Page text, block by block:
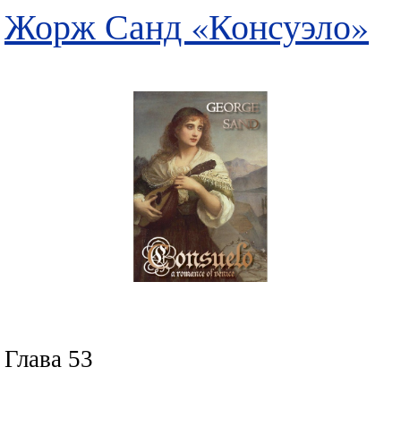
Жорж Санд «Консуэло»
Глава 53